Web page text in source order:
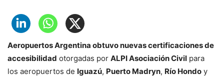
Aeropuertos Argentina obtuvo nuevas certificaciones de
accesibilidad otorgadas por ALPI Asociación Civil para
los aeropuertos de Iguazú, Puerto Madryn, Río Hondo y